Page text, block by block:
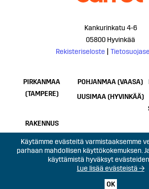
Kankurinkatu 4-6
05800 Hyvinkää
Rekisteriseloste
PIRKANMAA
(TAMPERE)
POHJANMAA (VAASA)
UUSIMAA (HYVINKÄÄ)
RAKENNUS
Käytämme evästeitä varmistaaksemme
parhaan mahdollisen käyttökokemuksen.
käyttämistä hyväksyt
Lue lisää evästeistä →
OK